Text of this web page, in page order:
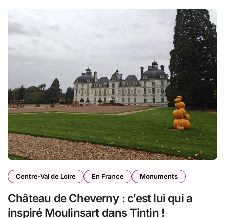
Centre-Val de Loire En France Monuments
Château de Cheverny : c’est lui qui a
inspiré Moulinsart dans Tintin !